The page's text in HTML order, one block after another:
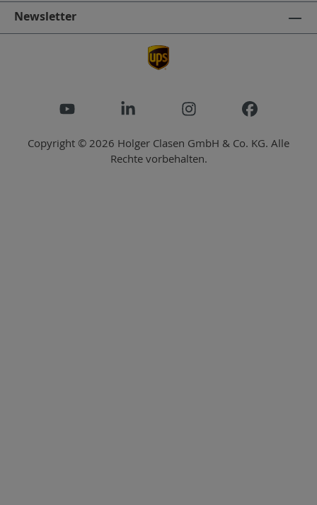
Newsletter
Copyright © 2026 Holger Clasen GmbH & Co. KG. Alle
Rechte vorbehalten.